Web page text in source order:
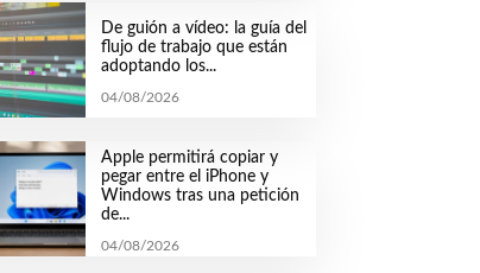
De guión a vídeo: la guía del
flujo de trabajo que están
adoptando los...
04/08/2026
Apple permitirá copiar y
pegar entre el iPhone y
Windows tras una petición
de...
04/08/2026